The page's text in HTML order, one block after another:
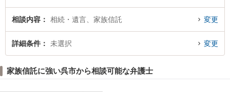
託のトラブル解決の実績豊富な近くの弁護士を検索したい』『初回相談無料で
家族信託を法律相談できる呉市内の弁護士に相談予約したい』などでお困りの
相談者さんにおすすめです。
相談内容 相続・遺言、家族信託 変更
詳細条件 未選択 変更
家族信託に強い呉市から相談可能な弁護士